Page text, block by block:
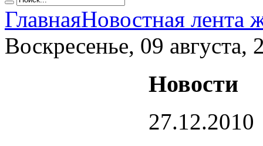
ГлавнаяНовостная лента
Воскресенье, 09 августа,
Новости
27.12.2010